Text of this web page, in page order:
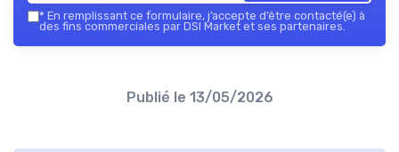
* En remplissant ce formulaire, j’accepte d’être contacté(e) à
des fins commerciales par DSI Market et ses partenaires.
Publié le 13/05/2026